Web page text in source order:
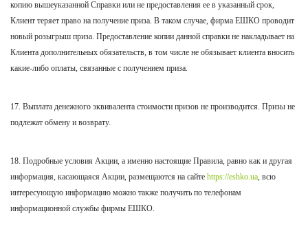
копию вышеуказанной Справки или не предоставления ее в указанный срок,
Клиент теряет право на получение приза. В таком случае, фирма ЕШКО проводит
новый розыгрыш приза. Предоставление копии данной справки не накладывает на
Клиента дополнительных обязательств, в том числе не обязывает клиента вносить
какие-либо оплаты, связанные с получением приза.
17. Выплата денежного эквивалента стоимости призов не производится. Призы не
подлежат обмену и возврату.
18. Подробные условия Акции, а именно настоящие Правила, равно как и другая
информация, касающаяся Акции, размещаются на сайте https://eshko.ua, всю
интересующую информацию можно также получить по телефонам
информационной службы фирмы ЕШКО.